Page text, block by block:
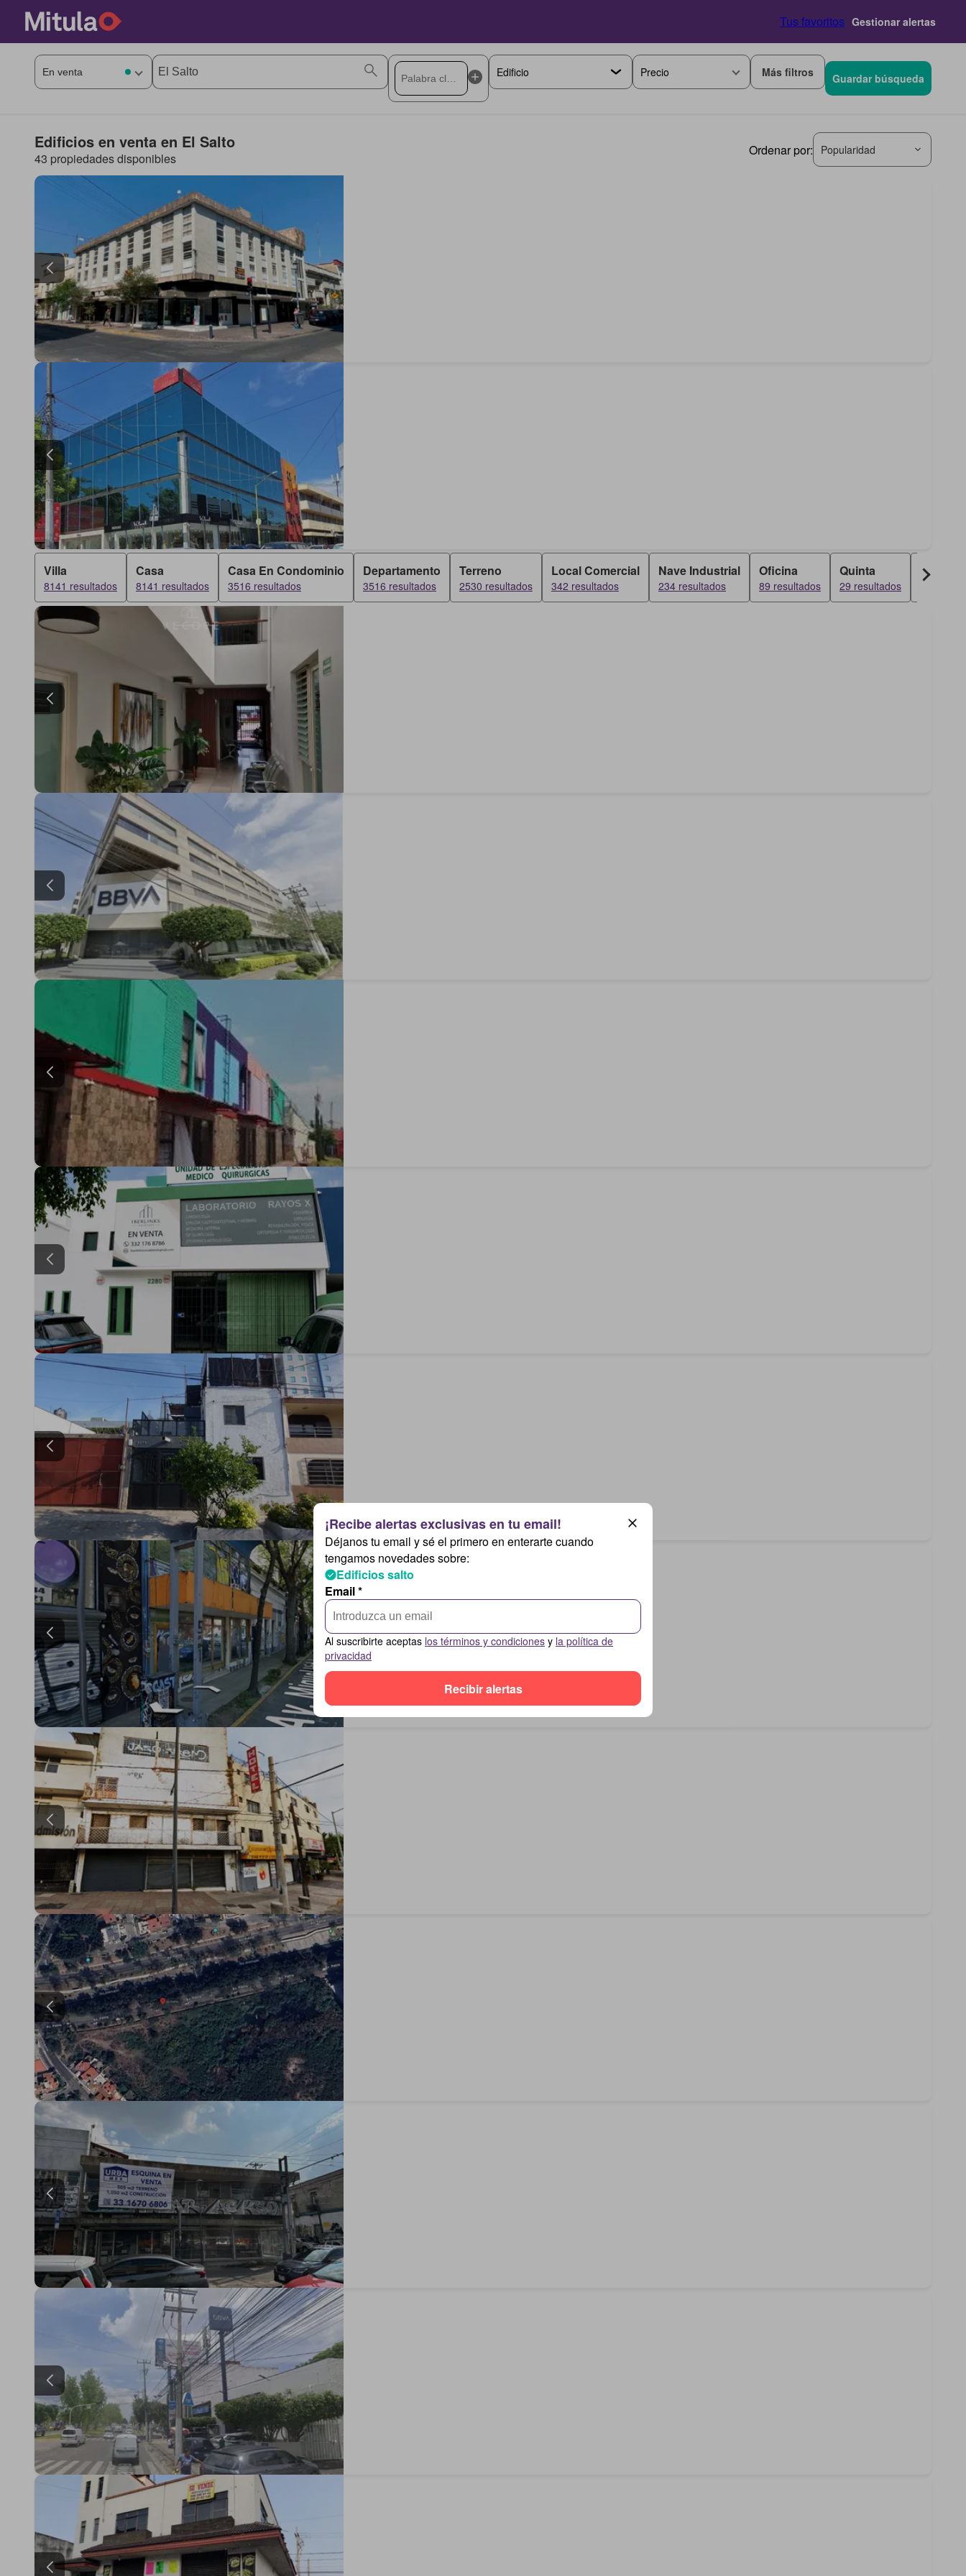
Tus favoritos Gestionar alertas
Precio Más filtros Guardar búsqueda
Edificios en venta en El Salto
43 propiedades disponibles
Ordenar por: Popularidad
Villa
8141 resultados
Casa
8141 resultados
Casa En Condominio
3516 resultados
Departamento
3516 resultados
Terreno
2530 resultados
Local Comercial
342 resultados
Nave Industrial
234 resultados
Oficina
89 resultados
Quinta
29 resultados
Dúplex
24
Déjanos tu email y sé el primero en enterarte cuando
tengamos novedades sobre:
Edificios salto
Email *
Al suscribirte aceptas los términos y condiciones y la política de
privacidad
Recibir alertas